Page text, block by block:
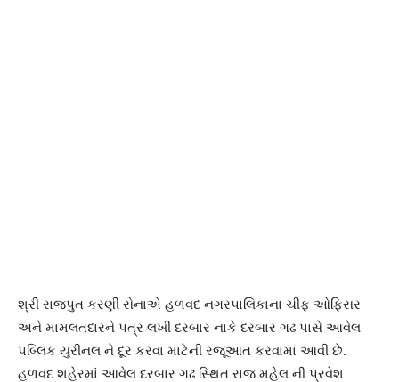
શ્રી રાજપુત કરણી સેનાએ હળવદ નગરપાલિકાના ચીફ ઓફિસર
અને મામલતદારને પત્ર લખી દરબાર નાકે દરબાર ગઢ પાસે આવેલ
પબ્લિક યુરીનલ ને દૂર કરવા માટેની રજૂઆત કરવામાં આવી છે.
હળવદ શહેરમાં આવેલ દરબાર ગઢ સ્થિત રાજ મહેલ ની પ્રવેશ